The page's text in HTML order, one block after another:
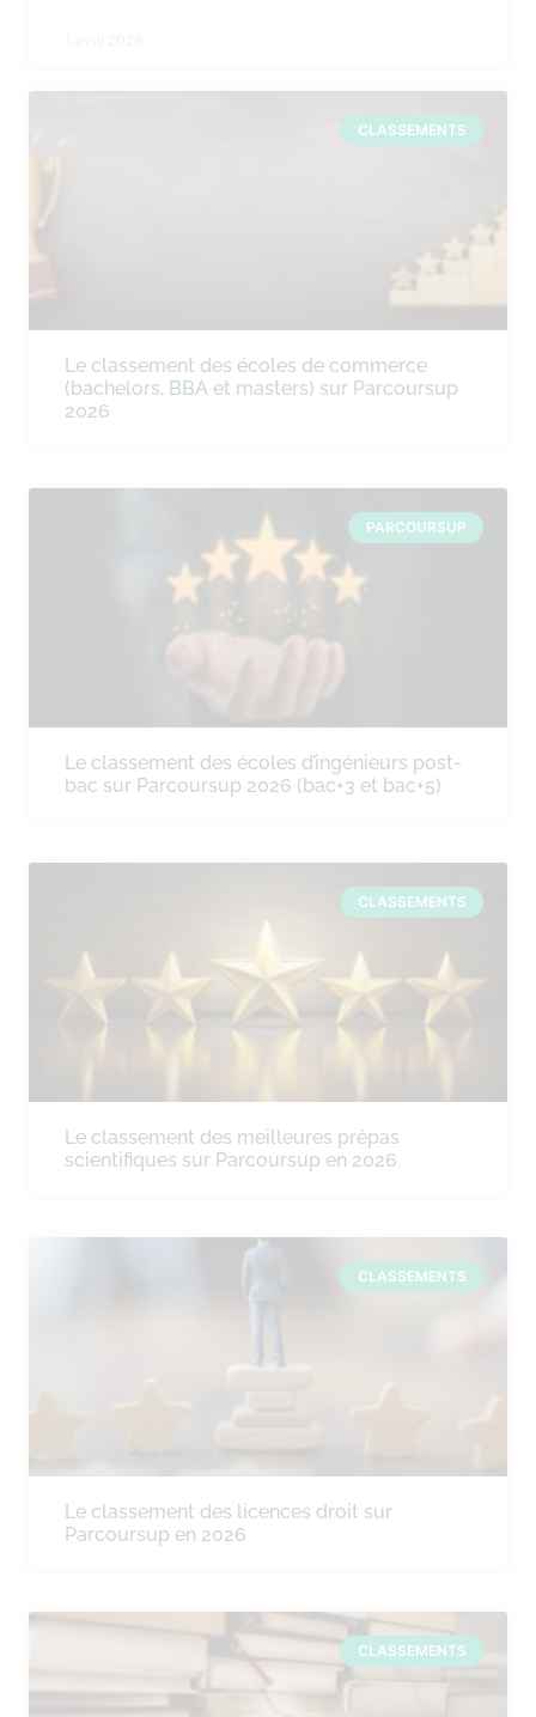
CLASSEMENTS
Le classement des écoles de commerce
(bachelors, BBA et masters) sur Parcoursup
2026
PARCOURSUP
Le classement des écoles d’ingénieurs post-
bac sur Parcoursup 2026 (bac+3 et bac+5)
CLASSEMENTS
Le classement des meilleures prépas
scientifiques sur Parcoursup en 2026
CLASSEMENTS
Le classement des licences droit sur
Parcoursup en 2026
CLASSEMENTS